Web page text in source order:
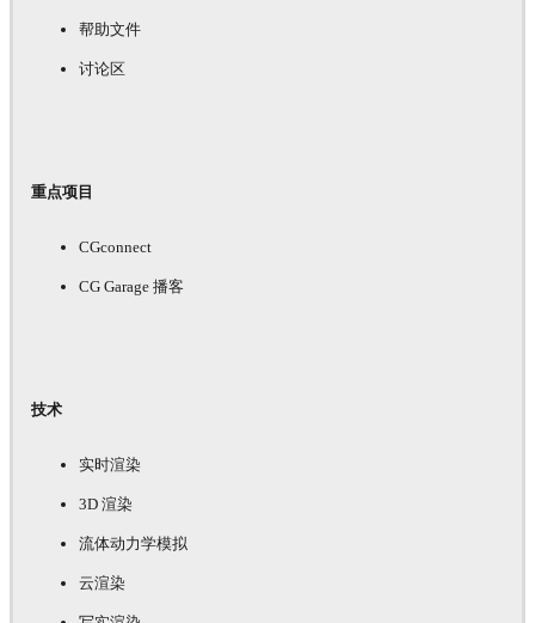
帮助文件
讨论区
重点项目
CGconnect
CG Garage 播客
技术
实时渲染
3D 渲染
流体动力学模拟
云渲染